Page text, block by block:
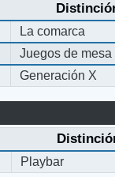
La comarca
Juegos de mesa
Generación X
Playbar